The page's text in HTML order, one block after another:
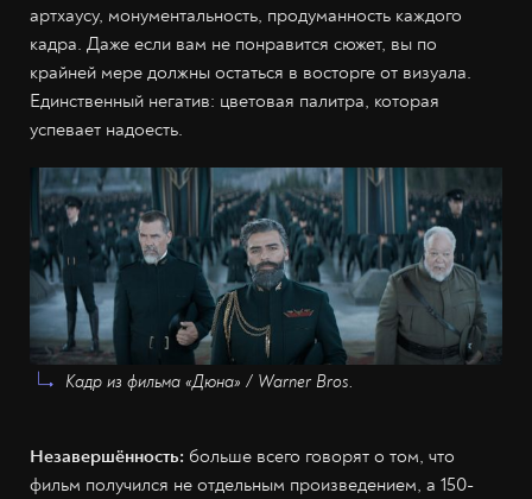
артхаусу, монументальность, продуманность каждого
кадра. Даже если вам не понравится сюжет, вы по
крайней мере должны остаться в восторге от визуала.
Единственный негатив: цветовая палитра, которая
успевает надоесть.
Кадр из фильма «Дюна» / Warner Bros.
Незавершённость: больше всего говорят о том, что
фильм получился не отдельным произведением, а 150-